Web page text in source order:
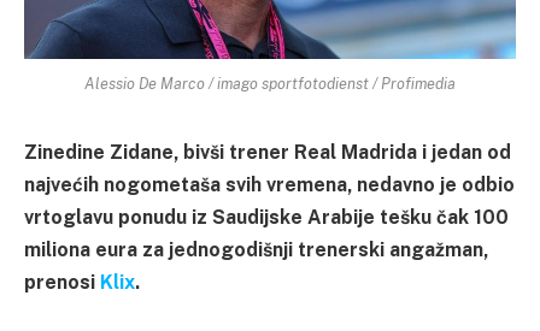
Alessio De Marco / imago sportfotodienst / Profimedia
Zinedine Zidane, bivši trener Real Madrida i jedan od
najvećih nogometaša svih vremena, nedavno je odbio
vrtoglavu ponudu iz Saudijske Arabije tešku čak 100
miliona eura za jednogodišnji trenerski angažman,
prenosi Klix.